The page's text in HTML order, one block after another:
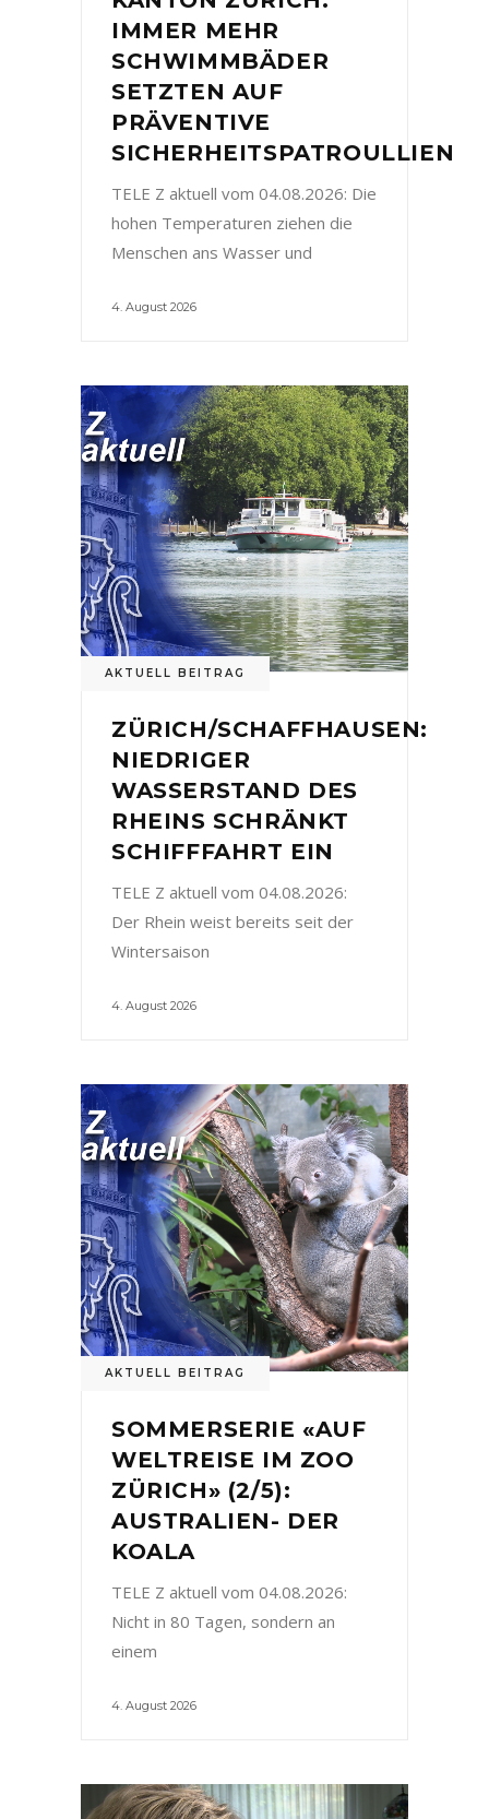
IMMER MEHR
SCHWIMMBÄDER
SETZTEN AUF
PRÄVENTIVE
SICHERHEITSPATROULLIEN
TELE Z aktuell vom 04.08.2026: Die
hohen Temperaturen ziehen die
Menschen ans Wasser und
4. August 2026
AKTUELL BEITRAG
ZÜRICH/SCHAFFHAUSEN:
NIEDRIGER
WASSERSTAND DES
RHEINS SCHRÄNKT
SCHIFFFAHRT EIN
TELE Z aktuell vom 04.08.2026:
Der Rhein weist bereits seit der
Wintersaison
4. August 2026
AKTUELL BEITRAG
SOMMERSERIE «AUF
WELTREISE IM ZOO
ZÜRICH» (2/5):
AUSTRALIEN- DER
KOALA
TELE Z aktuell vom 04.08.2026:
Nicht in 80 Tagen, sondern an
einem
4. August 2026